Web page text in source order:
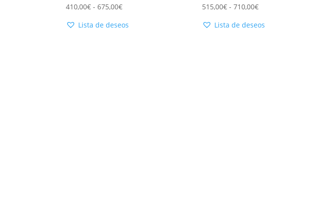
410,00€ - 675,00€
Lista de deseos
515,00€ - 710,00€
Lista de deseos